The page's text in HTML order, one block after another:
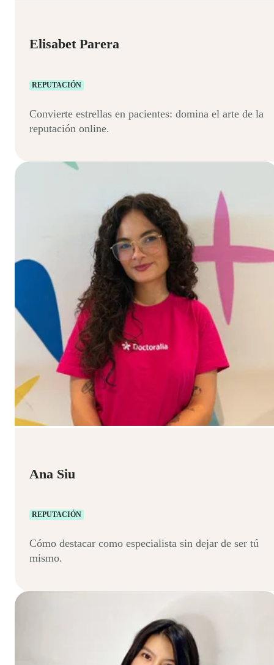
Elisabet Parera
REPUTACIÓN
Convierte estrellas en pacientes: domina el arte de la
reputación online.
Ana Siu
REPUTACIÓN
Cómo destacar como especialista sin dejar de ser tú
mismo.